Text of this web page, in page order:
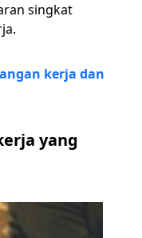
singkat
kerja dan
yang